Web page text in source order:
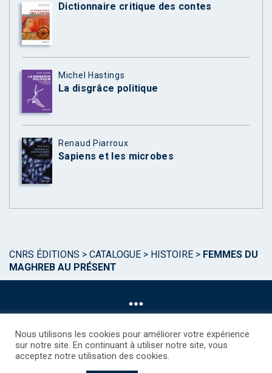
Dictionnaire critique des contes
Michel Hastings
La disgrâce politique
Renaud Piarroux
Sapiens et les microbes
CNRS ÉDITIONS > CATALOGUE > HISTOIRE > FEMMES DU
MAGHREB AU PRÉSENT
©CNRS EDITIONS 2025
Nous utilisons les cookies pour améliorer votre expérience
sur notre site. En continuant à utiliser notre site, vous
acceptez notre utilisation des cookies.